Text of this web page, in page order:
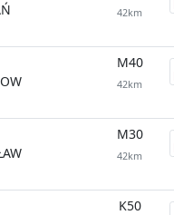
42km
M40
42km
M30
42km
K50